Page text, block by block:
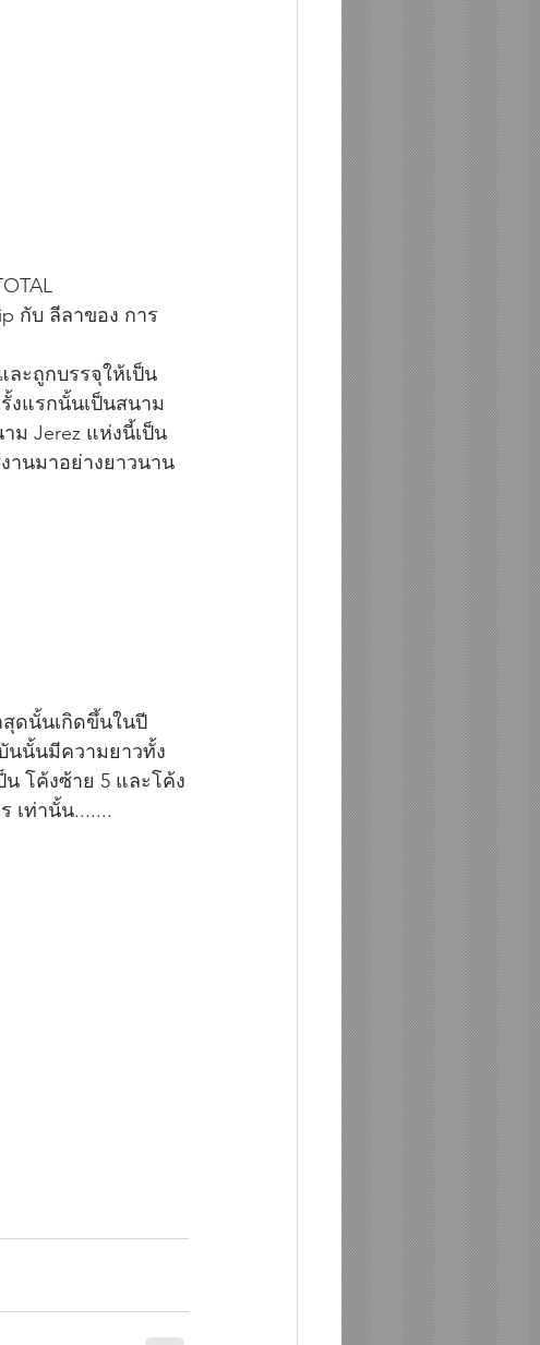
กับ ลีลาของ การ
ละถูกบรรจุให้เป็น
งแรกนั้นเป็นสนาม
ม Jerez แห่งนี้เป็น
านมาอย่างยาวนาน
สุดนั้นเกิดขึ้นในปี
นนั้นมีความยาวทั้ง
น โค้งซ้าย 5 และโค้ง
เมตร เท่านั้น.......
กัส